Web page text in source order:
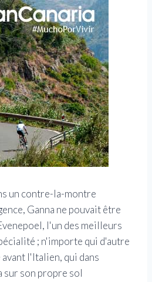
un contre-la-montre
Ganna ne pouvait être
l'un des meilleurs
; n'importe qui d'autre
l'Italien, qui dans
sur son propre sol